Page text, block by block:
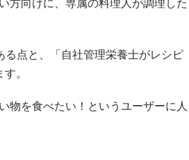
方向けに、専属の料理人が調理した
る点と、「自社管理栄養士がレシピ
。
物を食べたい！というユーザーに人